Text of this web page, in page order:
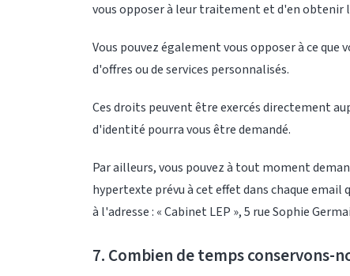
vous opposer à leur traitement et d'en
Vous pouvez également vous opposer à ce
d'offres ou de services personnalisés.
Ces droits peuvent être exercés directement
d'identité pourra vous être demandé.
Par ailleurs, vous pouvez à tout moment
hypertexte prévu à cet effet dans chaque email
à l'adresse : « Cabinet LEP », 5 rue Sophie
7. Combien de temps conservons-